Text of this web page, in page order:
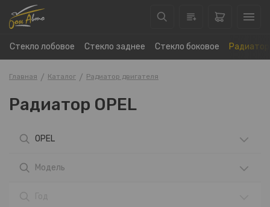
Стекло лобовое Стекло заднее Стекло боковое
Главная Каталог Радиатор двигателя
Радиатор OPEL
OPEL
Модель